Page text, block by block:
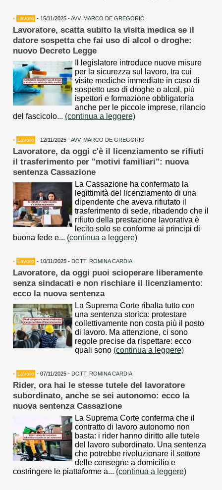
• Lavoro - 15/11/2025 -AVV. MARCO DE GREGORIO
Lavoratore, scatta subito la visita medica se il
datore sospetta che fai uso di alcol o droghe:
nuovo Decreto Legge
Il legislatore introduce nuove misure
per la sicurezza sul lavoro, tra cui
visite mediche immediate in caso di
sospetto uso di droghe o alcol, più
ispettori e formazione obbligatoria
anche per le piccole imprese, rilancio
del fascicolo... (continua a leggere)
• Lavoro - 12/11/2025 -AVV. MARCO DE GREGORIO
Lavoratore, da oggi c'è il licenziamento se rifiuti
il trasferimento per "motivi familiari": nuova
sentenza Cassazione
La Cassazione ha confermato la
legittimità del licenziamento di una
dipendente che aveva rifiutato il
trasferimento di sede, ribadendo che il
rifiuto della prestazione lavorativa è
lecito solo se conforme ai principi di
buona fede e... (continua a leggere)
• Lavoro - 10/11/2025 - DOTT. ROMINA CARDIA
Lavoratore, da oggi puoi scioperare liberamente
senza sindacati e non rischiare il licenziamento:
ecco la nuova sentenza
La Suprema Corte ribalta tutto con
una sentenza storica: protestare
collettivamente non costa più il posto
di lavoro. Ma attenzione, ci sono
regole precise da rispettare: ecco
quali sono (continua a leggere)
• Lavoro - 07/11/2025 - DOTT. ROMINA CARDIA
Rider, ora hai le stesse tutele del lavoratore
subordinato, anche se sei autonomo: ecco la
nuova sentenza Cassazione
La Suprema Corte conferma che il
contratto di lavoro autonomo non
basta: i rider hanno diritto alle tutele
del lavoro subordinato. Una sentenza
che potrebbe rivoluzionare il settore
delle consegne a domicilio e
costringere le piattaforme a... (continua a leggere)